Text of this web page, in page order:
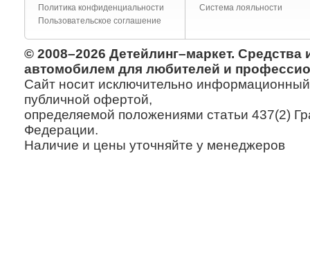
Политика конфиденциальности
Пользовательское соглашение
Система лояльности
© 2008–2026 Детейлинг–маркет. Средства
автомобилем для любителей и
Сайт носит исключительно информационный
публичной офертой,
определяемой положениями статьи 437(2)
Федерации.
Наличие и цены уточняйте у менеджеров